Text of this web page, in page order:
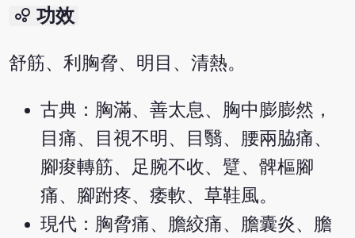
bubble_chart 功效
舒筋、利胸脅、明目、清熱。
古典：胸滿、善太息、胸中膨膨然，
目痛、目視不明、目翳、腰兩脇痛、
腳痠轉筋、足腕不收、躄、髀樞腳
痛、腳跗疼、痿軟、草鞋風。
現代：胸脅痛、膽絞痛、膽囊炎、膽